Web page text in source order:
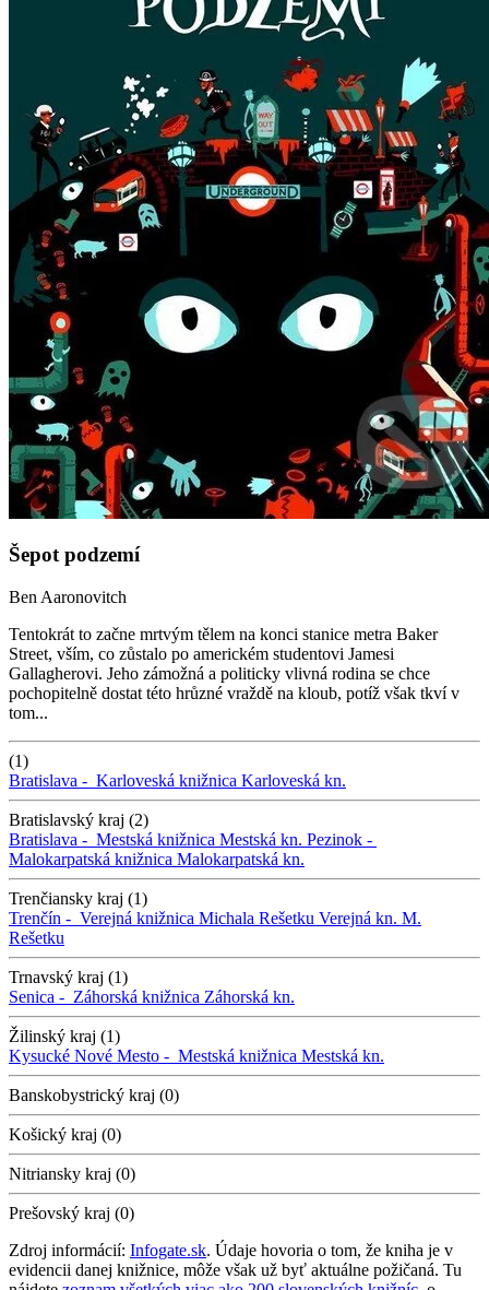
Šepot podzemí
Ben Aaronovitch
Tentokrát to začne mrtvým tělem na konci stanice metra Baker
Street, vším, co zůstalo po americkém studentovi Jamesi
Gallagherovi. Jeho zámožná a politicky vlivná rodina se chce
pochopitelně dostat této hrůzné vraždě na kloub, potíž však tkví v
tom...
(1)
Bratislava - Karloveská knižnica Karloveská kn.
Bratislavský kraj (2)
Bratislava - Mestská knižnica Mestská kn. Pezinok -
Malokarpatská knižnica Malokarpatská kn.
Trenčiansky kraj (1)
Trenčín - Verejná knižnica Michala Rešetku Verejná kn. M.
Rešetku
Trnavský kraj (1)
Senica - Záhorská knižnica Záhorská kn.
Žilinský kraj (1)
Kysucké Nové Mesto - Mestská knižnica Mestská kn.
Banskobystrický kraj (0)
Košický kraj (0)
Nitriansky kraj (0)
Prešovský kraj (0)
Zdroj informácií: Infogate.sk. Údaje hovoria o tom, že kniha je v
evidencii danej knižnice, môže však už byť aktuálne požičaná. Tu